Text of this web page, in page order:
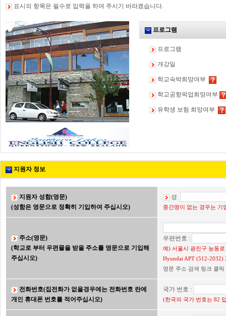
표시의 항목은 필수로 입력을 하여 주시기 바라겠습니다.
프로그램
프로그램
개강일
학교숙박희망여부
학교공항픽업희망여부
유학생 보험 희망여부
지원자 정보
지원자 성함(영문)
(성함은 영문으로 정확히 기입하여 주십시오)
성
중간명이 없는 경우는 기
주소(영문)
(학교로 부터 우편물을 받을 주소를 영문으로 기입해
주십시오)
우편번호 :
예) 서울시 광진구 능동
Hyundai APT (512-2032)
영문 주소 검색 링크 클릭
전화번호(집전화가 없을경우에는 전화번호 란에
개인 휴대폰 번호를 적어주십시오)
국가 번호 :
(한국의 국가 번호는 82